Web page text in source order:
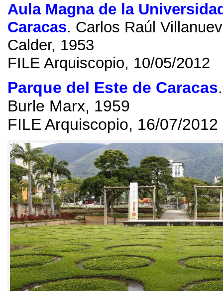
Aula Magna de la
Caracas. Carlos Raúl
Calder, 1953
FILE Arquiscopio, 10/05/2012
Parque del Este de Caracas
Burle Marx, 1959
FILE Arquiscopio, 16/07/2012